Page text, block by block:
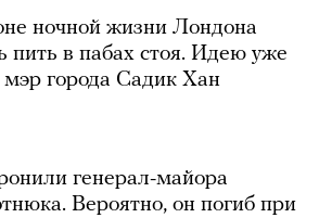
ночной жизни Лондона
пить в пабах стоя. Идею уже
мэр города Садик Хан
генерал-майора
Вероятно, он погиб при